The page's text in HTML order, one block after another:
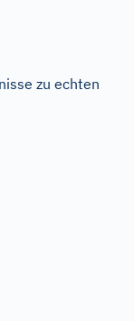
zu echten